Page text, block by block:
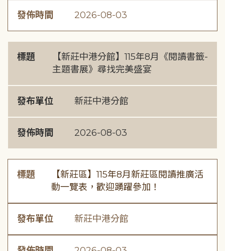
發佈時間 2026-08-03
標題
【新莊中港分館】115年8月《閱讀書籤-
主題書展》尋找完美盛宴
發布單位 新莊中港分館
發佈時間 2026-08-03
標題
【新莊區】115年8月新莊區閱讀推廣活
動一覽表，歡迎踴躍參加！
發布單位 新莊中港分館